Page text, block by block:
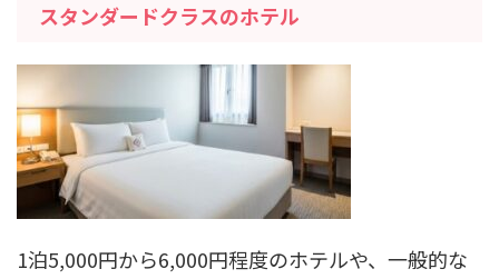
スタンダードクラスのホテル
1泊5,000円から6,000円程度のホテルや、一般的な